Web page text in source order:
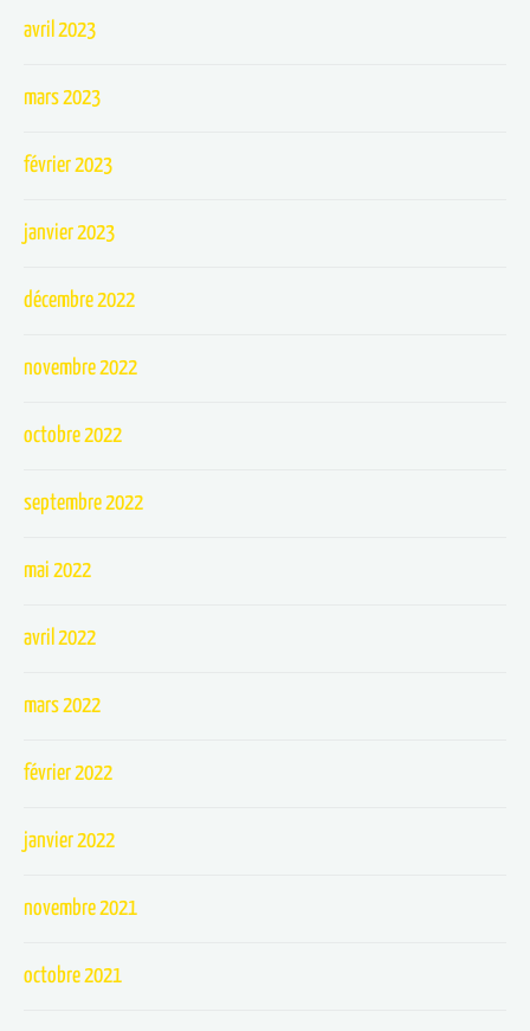
avril 2023
mars 2023
février 2023
janvier 2023
décembre 2022
novembre 2022
octobre 2022
septembre 2022
mai 2022
avril 2022
mars 2022
février 2022
janvier 2022
novembre 2021
octobre 2021